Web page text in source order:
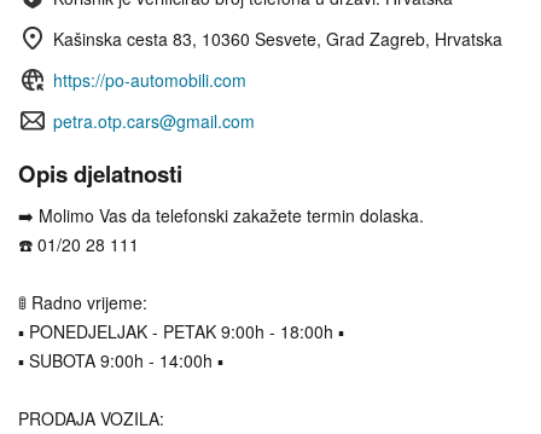
Kašinska cesta 83, 10360 Sesvete, Grad Zagreb, Hrvatska
https://po-automobili.com
petra.otp.cars@gmail.com
Opis djelatnosti
➡️ Molimo Vas da telefonski zakažete termin dolaska.
☎️ 01/20 28 111
🚦 Radno vrijeme:
▪️ PONEDJELJAK - PETAK 9:00h - 18:00h ▪️
▪️ SUBOTA 9:00h - 14:00h ▪️
PRODAJA VOZILA: